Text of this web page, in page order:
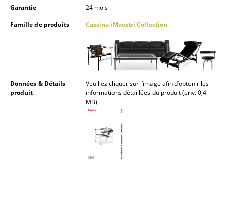
Maison
Salon et Salle de séjour
Cuisine & Salle à manger
Chambre à coucher
Chambre enfant
Garantie
24 mois
Famille de produits
Cassina iMaestri Collection
Données & Détails
produit
Veuillez cliquer sur l’image afin d’obtenir les
informations détaillées du produit (env. 0,4
MB).